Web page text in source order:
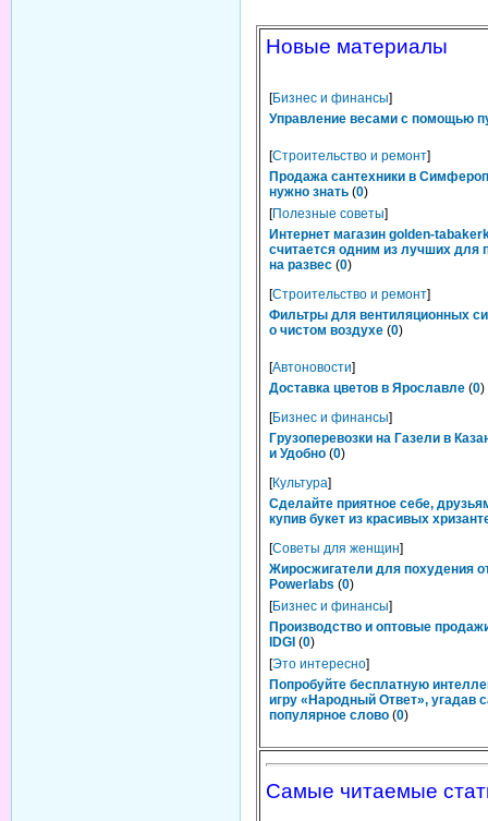
Новые материалы
[Бизнес и финансы]
Управление весами с помощью
[Строительство и ремонт]
Продажа сантехники в
нужно знать (0)
[Полезные советы]
Интернет магазин golden-
считается одним из лучших для
на развес (0)
[Строительство и ремонт]
Фильтры для вентиляционных
о чистом воздухе (0)
[Автоновости]
Доставка цветов в Ярославле (0)
[Бизнес и финансы]
Грузоперевозки на Газели в
и Удобно (0)
[Культура]
Сделайте приятное себе,
купив букет из красивых
[Советы для женщин]
Жиросжигатели для похудения
Powerlabs (0)
[Бизнес и финансы]
Производство и оптовые
IDGI (0)
[Это интересно]
Попробуйте бесплатную
игру «Народный Ответ», угадав
популярное слово (0)
Самые читаемые